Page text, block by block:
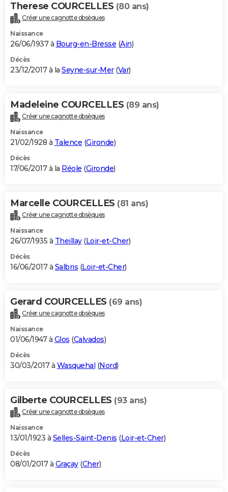
Therese COURCELLES (80 ans)
Créer une cagnotte obsèques
Naissance
26/06/1937 à Bourg-en-Bresse (Ain)
Décès
23/12/2017 à la Seyne-sur-Mer(Var)
Madeleine COURCELLES (89 ans)
Créer une cagnotte obsèques
Naissance
21/02/1928 à Talence (Gironde)
Décès
17/06/2017 à la Réole (Gironde)
Marcelle COURCELLES (81 ans)
Créer une cagnotte obsèques
Naissance
26/07/1935 à Theillay(Loir-et-Cher)
Décès
16/06/2017 à Salbris (Loir-et-Cher)
Gerard COURCELLES (69 ans)
Créer une cagnotte obsèques
Naissance
01/06/1947 à Glos (Calvados)
Décès
30/03/2017 à Wasquehal (Nord)
Gilberte COURCELLES (93 ans)
Créer une cagnotte obsèques
Naissance
13/01/1923 à Selles-Saint-Denis (Loir-et-Cher)
Décès
08/01/2017 à Graçay(Cher)